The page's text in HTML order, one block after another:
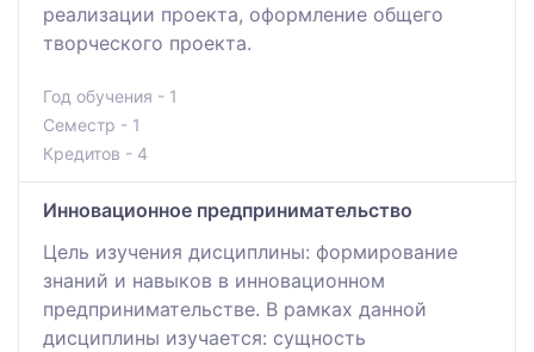
реализации проекта, оформление общего
творческого проекта.
Год обучения - 1
Семестр - 1
Кредитов - 4
Инновационное предпринимательство
Цель изучения дисциплины: формирование
знаний и навыков в инновационном
предпринимательстве. В рамках данной
дисциплины изучается: сущность